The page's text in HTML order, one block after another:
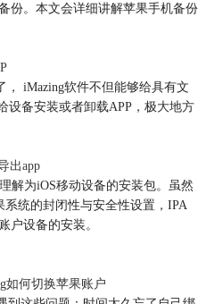
份。本文会详细讲解苹果手机备份
， iMazing软件不但能够给具有文
设备安装或者卸载APP，极大地方
出app
解为iOS移动设备的安装包。虽然
统的封闭性与安全性设置，IPA
户设备的安装。
如何切换苹果账户